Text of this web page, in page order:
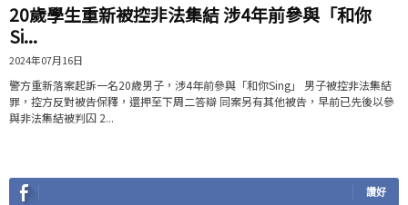
20歲學生重新被控非法集結 涉4年前參與「和你
Si...
2024年07月16日
警方重新落案起訴一名20歲男子，涉4年前參與「和你Sing」 男子被控非法集結
罪，控方反對被告保釋，還押至下周二答辯 同案另有其他被告，早前已先後以參
與非法集結被判囚 2...
讚好